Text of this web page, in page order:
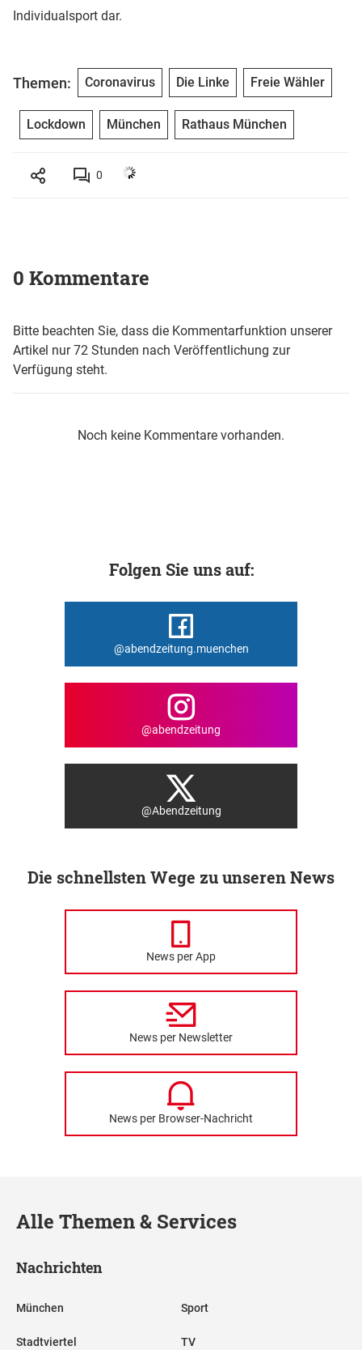
Individualsport dar.
Themen: Coronavirus Die Linke Freie Wähler
Lockdown München Rathaus München
0
0 Kommentare
Bitte beachten Sie, dass die Kommentarfunktion unserer
Artikel nur 72 Stunden nach Veröffentlichung zur
Verfügung steht.
Noch keine Kommentare vorhanden.
Folgen Sie uns auf:
@abendzeitung.muenchen
@abendzeitung
@Abendzeitung
Die schnellsten Wege zu unseren News
News per App
News per Newsletter
News per Browser-Nachricht
Alle Themen & Services
Nachrichten
München
Stadtviertel
Sport
TV